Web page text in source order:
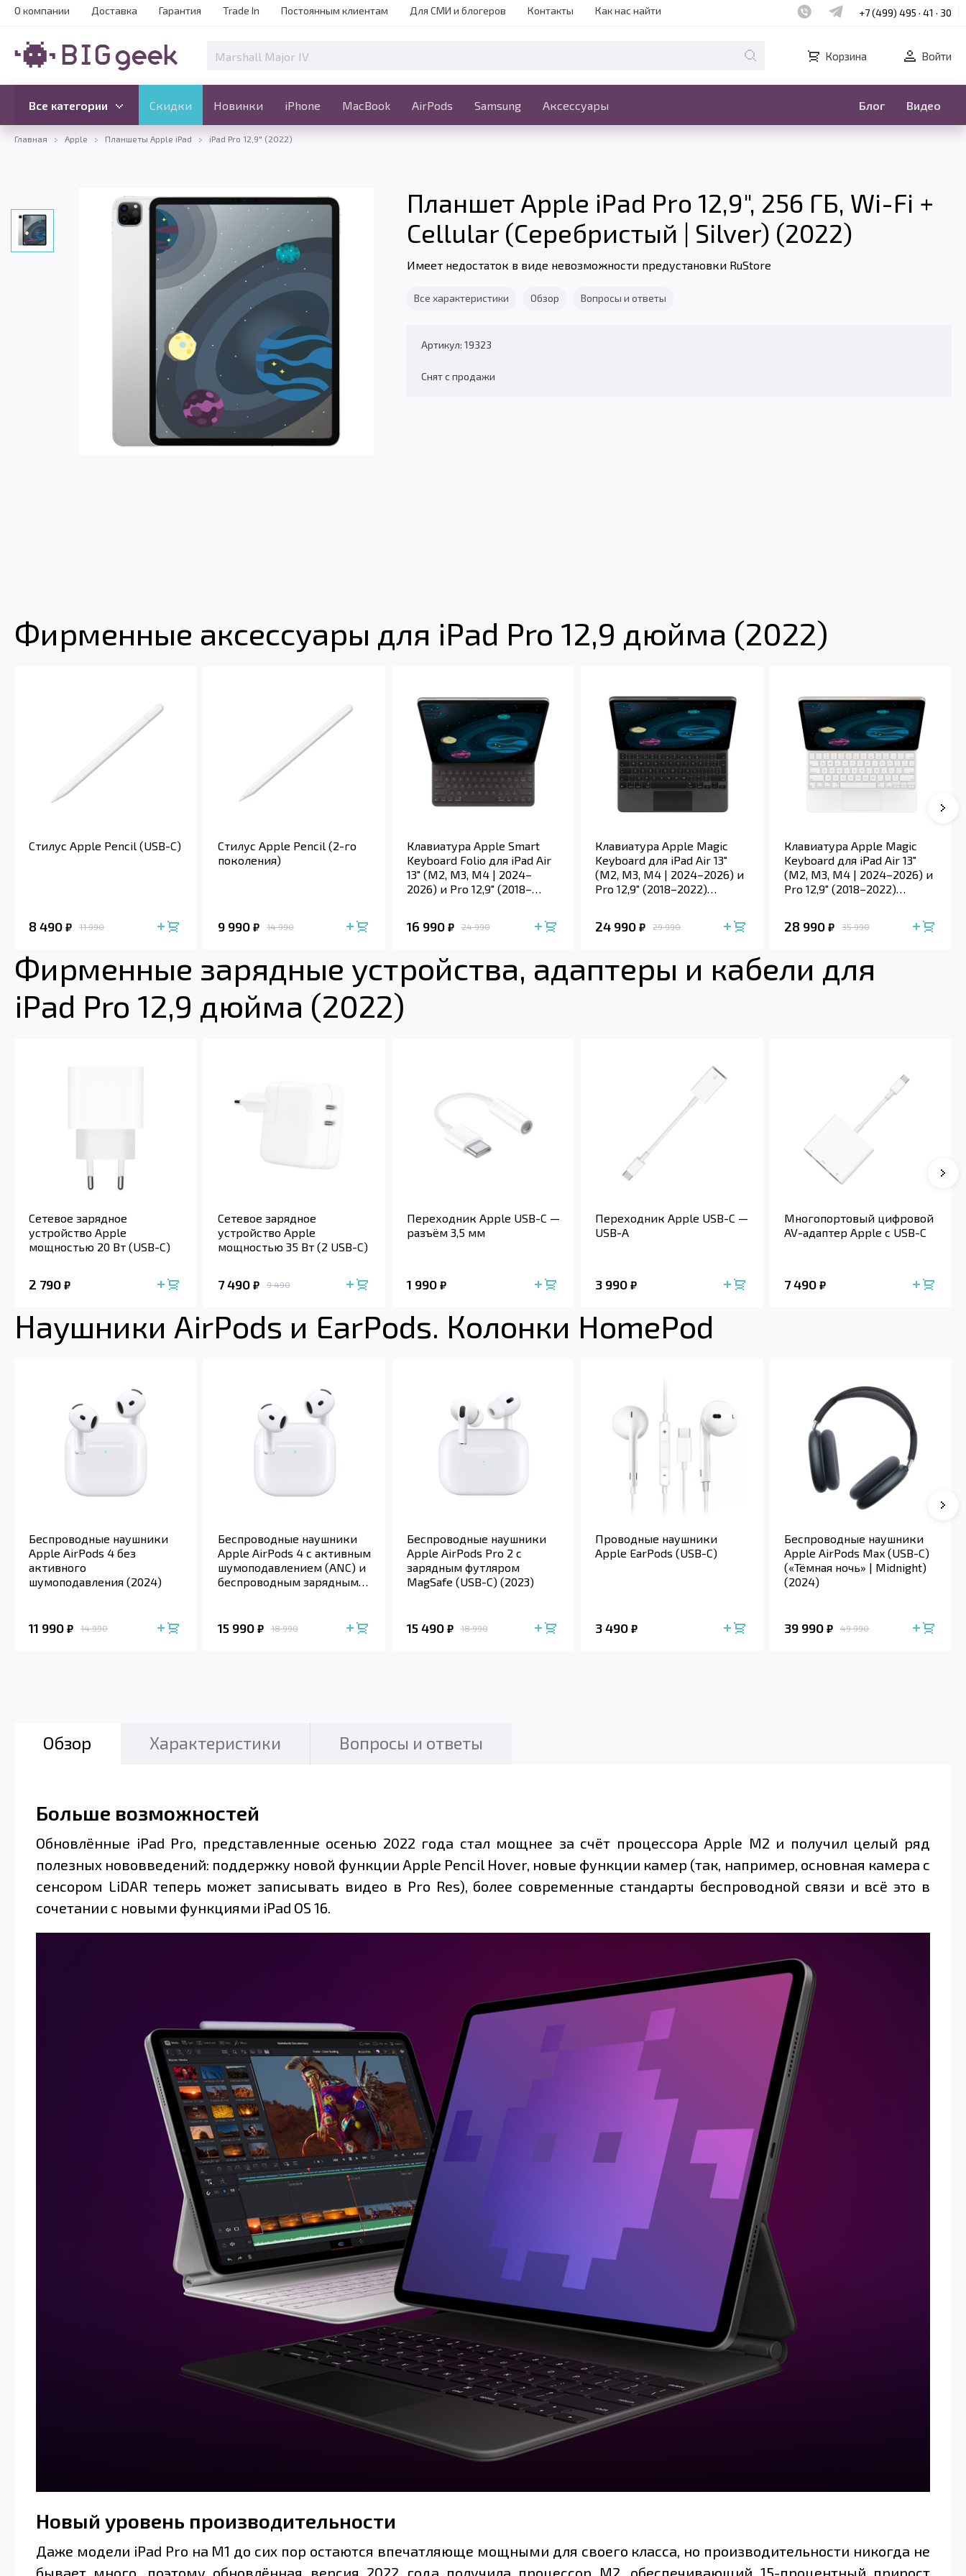
О компании Доставка Гарантия Trade In Постоянным клиентам Для СМИ и блогеров Контакты Как нас найти Наш whatsapp
Наш telegram
+7 (499) 495 · 41 · 30
Корзина Войти
Все категории Скидки Новинки iPhone MacBook AirPods Samsung Аксессуары Блог Видео
Скидки Новинки iPhone MacBook
Все категории Ещё
Главная Apple Планшеты Apple iPad iPad Pro 12,9" (2022)
Планшет Apple iPad Pro 12,9", 256 ГБ, Wi-Fi +
Cellular (Серебристый | Silver) (2022)
Имеет недостаток в виде невозможности предустановки RuStore
Все характеристики Обзор Вопросы и ответы
Артикул: 19323
Снят с продажи
Фирменные аксессуары для iPad Pro 12,9 дюйма (2022)
Стилус Apple Pencil (USB-C)
8 490 ₽ 11 990
Стилус Apple Pencil (2-го
поколения)
9 990 ₽ 14 990
Клавиатура Apple Smart
Keyboard Folio для iPad Air
13" (M2, M3, M4 | 2024–
2026) и Pro 12,9" (2018–
16 990 ₽ 24 990
Клавиатура Apple Magic
Keyboard для iPad Air 13"
(M2, M3, M4 | 2024–2026) и
Pro 12,9" (2018–2022)
24 990₽ 29 990
Клавиатура Apple Magic
Keyboard для iPad Air 13"
(M2, M3, M4 | 2024–2026) и
Pro 12,9" (2018–2022)
28 990₽ 35 990
Фирменные зарядные устройства, адаптеры и кабели для
iPad Pro 12,9 дюйма (2022)
Сетевое зарядное
устройство Apple
мощностью 20 Вт (USB-C)
2 790 ₽
Сетевое зарядное
устройство Apple
мощностью 35 Вт (2 USB-C)
7 490 ₽ 9 490
Переходник Apple USB-C —
разъём 3,5 мм
1 990 ₽
Переходник Apple USB-C —
USB-A
3 990₽
Многопортовый цифровой
AV-адаптер Apple с USB-C
7 490₽
Наушники AirPods и EarPods. Колонки HomePod
Беспроводные наушники
Apple AirPods 4 без
активного
шумоподавления (2024)
11 990 ₽ 14 990
Беспроводные наушники
Apple AirPods 4 с активным
шумоподавлением (ANC) и
беспроводным зарядным
15 990 ₽ 18 990
Беспроводные наушники
Apple AirPods Pro 2 с
зарядным футляром
MagSafe (USB-C) (2023)
15 490 ₽ 18 990
Проводные наушники
Apple EarPods (USB-C)
3 490₽
Беспроводные наушники
Apple AirPods Max (USB-C)
(«Тёмная ночь» | Midnight)
(2024)
39 990₽ 49 990
Обзор Характеристики Вопросы и ответы
Больше возможностей
Обновлённые iPad Pro, представленные осенью 2022 года стал мощнее за счёт процессора Apple M2 и получил целый ряд
полезных нововведений: поддержку новой функции Apple Pencil Hover, новые функции камер (так, например, основная камера с
сенсором LiDAR теперь может записывать видео в Pro Res), более современные стандарты беспроводной связи и всё это в
сочетании с новыми функциями iPad OS 16.
Новый уровень производительности
Даже модели iPad Pro на M1 до сих пор остаются впечатляюще мощными для своего класса, но производительности никогда не
бывает много, поэтому обновлённая версия 2022 года получила процессор M2, обеспечивающий 15-процентный прирост